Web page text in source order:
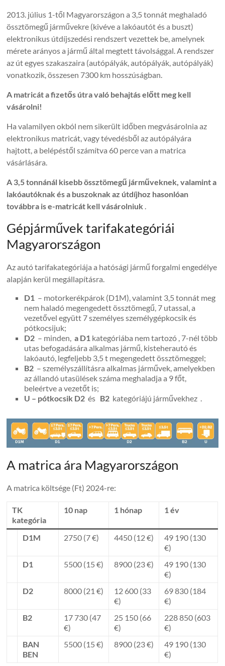
2013. július 1-től Magyarországon a 3,5 tonnát meghaladó
össztömegű járművekre (kivéve a lakóautót és a buszt)
elektronikus útdíjszedési rendszert vezettek be, amelynek
mérete arányos a jármű által megtett távolsággal. A rendszer
az út egyes szakaszaira (autópályák, autópályák, autópályák)
vonatkozik, összesen 7300 km hosszúságban.
A matricát a fizetős útra való behajtás előtt meg kell
vásárolni!
Ha valamilyen okból nem sikerült időben megvásárolnia az
elektronikus matricát, vagy tévedésből az autópályára
hajtott, a belépéstől számítva 60 perce van a matrica
vásárlására.
A 3,5 tonnánál kisebb össztömegű járműveknek, valamint a
lakóautóknak és a buszoknak az útdíjhoz hasonlóan
továbbra is e-matricát kell vásárolniuk .
Gépjárművek tarifakategóriái
Magyarországon
Az autó tarifakategóriája a hatósági jármű forgalmi engedélye
alapján kerül megállapításra.
D1 – motorkerékpárok (D1M), valamint 3,5 tonnát meg
nem haladó megengedett össztömegű, 7 utassal, a
vezetővel együtt 7 személyes személygépkocsik és
pótkocsijuk;
D2 – minden,a D1 kategóriába nem tartozó , 7-nél több
utas befogadására alkalmas jármű, kisteherautó és
lakóautó, legfeljebb 3,5 t megengedett össztömeggel;
B2 – személyszállításra alkalmas járművek, amelyekben
az állandó utasülések száma meghaladja a 9 főt,
beleértve a vezetőt is;
U – pótkocsik D2 és B2 kategóriájú járművekhez .
A matrica ára Magyarországon
A matrica költsége (Ft) 2024-re:
TK
kategória
10 nap 1 hónap 1 év
D1M 2750 (7 €) 4450 (12 €)
49 190 (130
€)
D1
5500 (15 €) 8900 (23 €)
49 190 (130
€)
D2
8000 (21 €)
12 600 (33
€)
69 830 (184
€)
B2
17 730 (47
€)
25 150 (66
€)
228 850 (603
€)
BAN
BEN
5500 (15 €) 8900 (23 €)
49 190 (130
€)